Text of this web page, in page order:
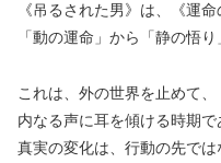
《吊るされた男》は、《運
「動の運命」から「静の悟
これは、外の世界を止めて、
内なる声に耳を傾ける時期で
真実の変化は、行動の先では